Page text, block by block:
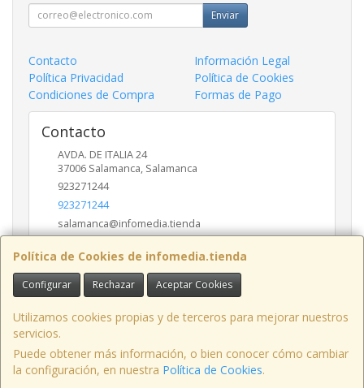
Política de Cookies de infomedia.tienda
Configurar Rechazar Aceptar Cookies
Utilizamos cookies propias y de terceros para mejorar nuestros
servicios.
Puede obtener más información, o bien conocer cómo cambiar
la configuración, en nuestra Política de Cookies.
Enviar
Contacto
Información Legal
Política Privacidad
Política de Cookies
Condiciones de Compra
Formas de Pago
Contacto
AVDA. DE ITALIA 24
37006 Salamanca, Salamanca
923271244
923271244
salamanca@infomedia.tienda
Horario
11 a 14 y de 17 a 20
AVD. ITALIA , 24, LOCAL, 37006, SALAMANCA, España. - C.I.F.: B37557246 -
Tfno: 923-271244